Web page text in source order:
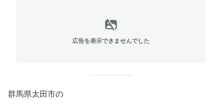
広告を表示できませんでした
群馬県太田市の